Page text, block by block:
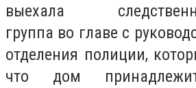
выехала
группа во главе с
отделения полиции,
что дом